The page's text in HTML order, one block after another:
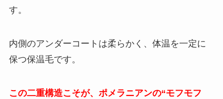
す。
内側のアンダーコートは柔らかく、体温を一定に
保つ保温毛です。
この二重構造こそが、ポメラニアンの“モフモフ